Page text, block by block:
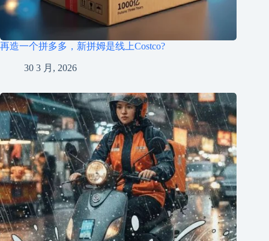
再造一个拼多多，新拼姆是线上Costco?
30 3 月, 2026